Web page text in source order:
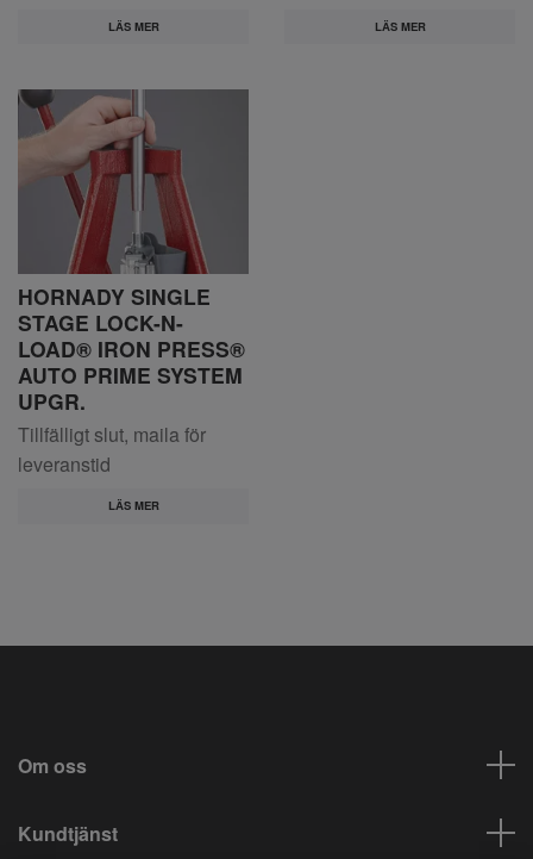
LÄS MER LÄS MER
HORNADY SINGLE
STAGE LOCK-N-
LOAD® IRON PRESS®
AUTO PRIME SYSTEM
UPGR.
Tillfälligt slut, maila för
leveranstid
LÄS MER
Om oss
Kundtjänst